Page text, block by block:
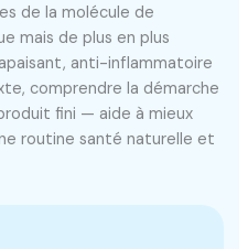
de la molécule de
mais de plus en plus
anti-inflammatoire
comprendre la démarche
fini — aide à mieux
routine santé naturelle et